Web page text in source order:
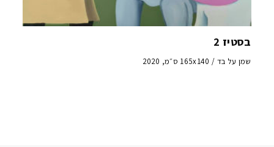
בסטיז 2
שמן על בד / 165x140 ס״מ, 2020